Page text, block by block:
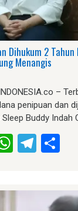
Dihukum 2 Tahun
Menangis
–
penipuan dan
Buddy Indah